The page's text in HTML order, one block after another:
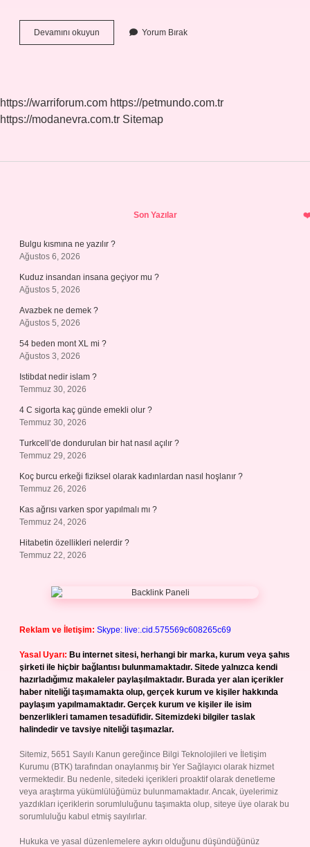
Devamını okuyun
Gecesi
Yorum Bırak
https://warriforum.com https://petmundo.com.tr
https://modanevra.com.tr Sitemap
Son Yazılar
Bulgu kısmına ne yazılır ?
Ağustos 6, 2026
Kuduz insandan insana geçiyor mu ?
Ağustos 5, 2026
Avazbek ne demek ?
Ağustos 5, 2026
54 beden mont XL mi ?
Ağustos 3, 2026
Istibdat nedir islam ?
Temmuz 30, 2026
4 C sigorta kaç günde emekli olur ?
Temmuz 30, 2026
Turkcell’de dondurulan bir hat nasıl açılır ?
Temmuz 29, 2026
Koç burcu erkeği fiziksel olarak kadınlardan nasıl hoşlanır ?
Temmuz 26, 2026
Kas ağrısı varken spor yapılmalı mı ?
Temmuz 24, 2026
Hitabetin özellikleri nelerdir ?
Temmuz 22, 2026
Reklam ve İletişim: Skype: live:.cid.575569c608265c69
Yasal Uyarı: Bu internet sitesi, herhangi bir marka, kurum veya şahıs
şirketi ile hiçbir bağlantısı bulunmamaktadır. Sitede yalnızca kendi
hazırladığımız makaleler paylaşılmaktadır. Burada yer alan içerikler
haber niteliği taşımamakta olup, gerçek kurum ve kişiler hakkında
paylaşım yapılmamaktadır. Gerçek kurum ve kişiler ile isim
benzerlikleri tamamen tesadüfidir. Sitemizdeki bilgiler taslak
halindedir ve tavsiye niteliği taşımazlar.
Sitemiz, 5651 Sayılı Kanun gereğince Bilgi Teknolojileri ve İletişim
Kurumu (BTK) tarafından onaylanmış bir Yer Sağlayıcı olarak hizmet
vermektedir. Bu nedenle, sitedeki içerikleri proaktif olarak denetleme
veya araştırma yükümlülüğümüz bulunmamaktadır. Ancak, üyelerimiz
yazdıkları içeriklerin sorumluluğunu taşımakta olup, siteye üye olarak bu
sorumluluğu kabul etmiş sayılırlar.
Hukuka ve yasal düzenlemelere aykırı olduğunu düşündüğünüz